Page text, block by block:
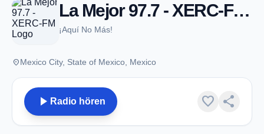
La Mejor 97.7 - XERC-FM - FM 97.7 - Mexico City
¡Aquí No Más!
placeMexico City, State of Mexico, Mexico
play_arrow Radio hören favorite share